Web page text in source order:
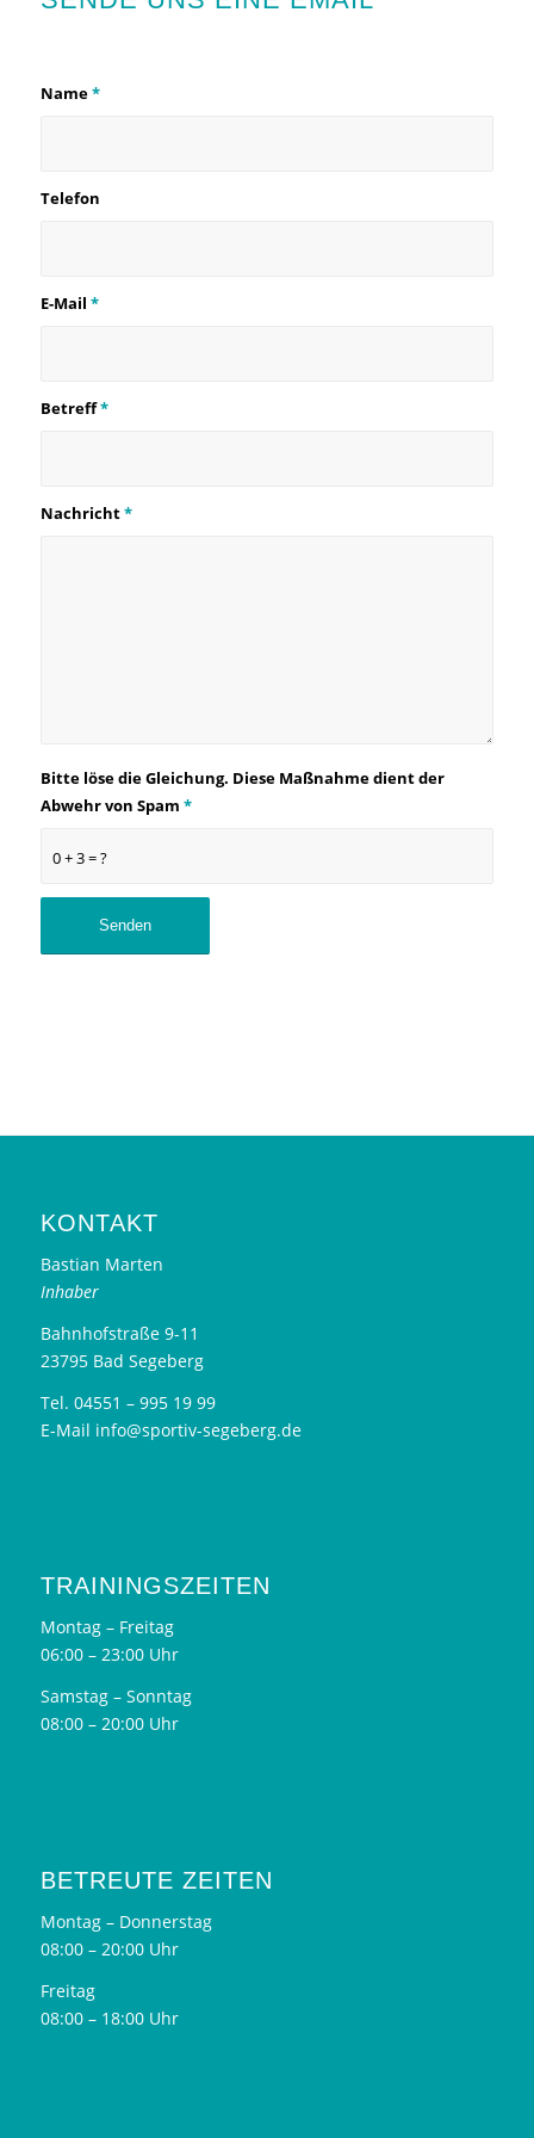
Name*
Telefon
E-Mail *
Betreff*
Nachricht*
0 + 3 = ?
Bitte löse die Gleichung. Diese Maßnahme dient der
Abwehr von Spam *
KONTAKT
Bastian Marten
Inhaber
Bahnhofstraße 9-11
23795 Bad Segeberg
Tel. 04551 – 995 19 99
E-Mail info@sportiv-segeberg.de
TRAININGSZEITEN
Montag – Freitag
06:00 – 23:00 Uhr
Samstag – Sonntag
08:00 – 20:00 Uhr
BETREUTE ZEITEN
Montag – Donnerstag
08:00 – 20:00 Uhr
Freitag
08:00 – 18:00 Uhr